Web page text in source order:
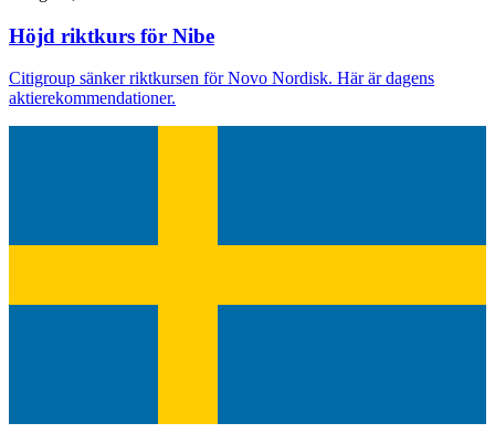
Höjd riktkurs för Nibe
Citigroup sänker riktkursen för Novo Nordisk. Här är dagens
aktierekommendationer.